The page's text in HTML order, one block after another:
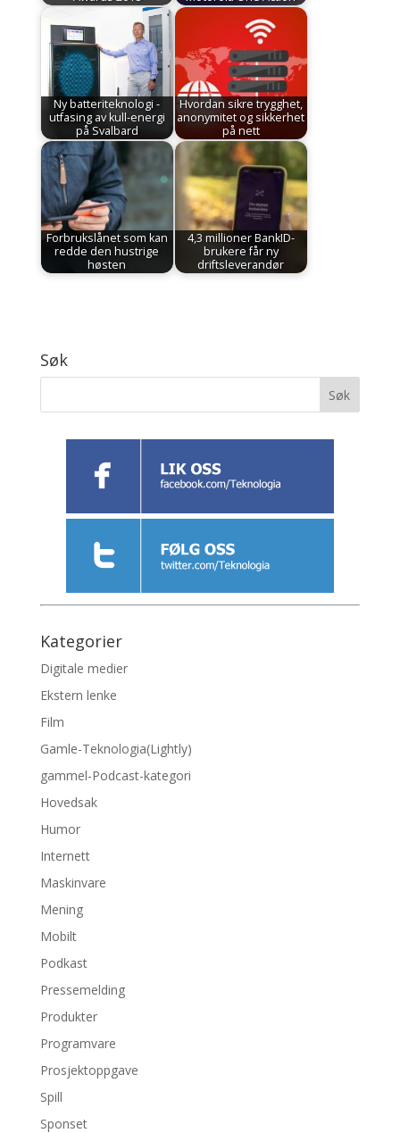
Ny batteriteknologi -
utfasing av kull-energi
på Svalbard
Hvordan sikre trygghet,
anonymitet og sikkerhet
på nett
Forbrukslånet som kan
redde den hustrige
høsten
4,3 millioner BankID-
brukere får ny
driftsleverandør
Søk
Kategorier
Digitale medier
Ekstern lenke
Film
Gamle-Teknologia(Lightly)
gammel-Podcast-kategori
Hovedsak
Humor
Internett
Maskinvare
Mening
Mobilt
Podkast
Pressemelding
Produkter
Programvare
Prosjektoppgave
Spill
Sponset